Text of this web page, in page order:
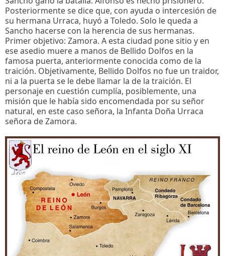
Posteriormente se dice que, con ayuda o intercesión de
su hermana Urraca, huyó a Toledo. Solo le queda a
Sancho hacerse con la herencia de sus hermanas.
Primer objetivo: Zamora. A esta ciudad pone sitio y en
ese asedio muere a manos de Bellido Dolfos en la
famosa puerta, anteriormente conocida como de la
traición. Objetivamente, Bellido Dolfos no fue un traidor,
ni a la puerta se le debe llamar la de la traición. El
personaje en cuestión cumplía, posiblemente, una
misión que le había sido encomendada por su señor
natural, en este caso señora, la Infanta Doña Urraca
señora de Zamora.